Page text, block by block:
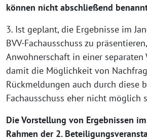
können nicht abschließend
3. Ist geplant, die Ergebnisse im
BVV-Fachausschuss zu
Anwohnerschaft in einer separaten
damit die Möglichkeit von
Rückmeldungen auch durch diese
Fachausschuss eher nicht möglich
Die Vorstellung von Ergebnissen
Rahmen der 2.